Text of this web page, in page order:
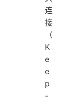
连
接
（
K
e
e
p
-